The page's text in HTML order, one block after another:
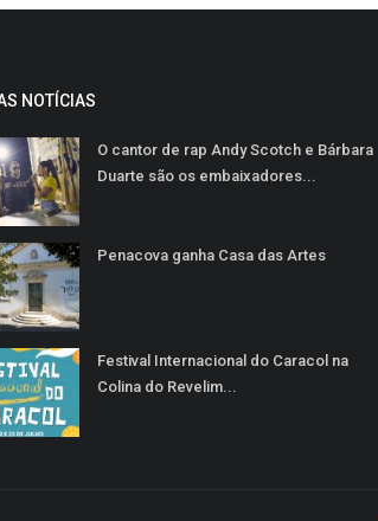
NOTÍCIAS
O cantor de rap Andy Scotch e Bárbara
Duarte são os embaixadores...
Penacova ganha Casa das Artes
Festival Internacional do Caracol na
Colina do Revelim...